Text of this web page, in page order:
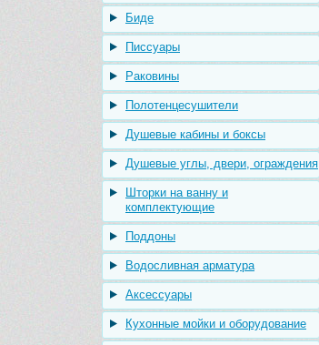
Биде
Писсуары
Раковины
Полотенцесушители
Душевые кабины и боксы
Душевые углы, двери, ограждения
Шторки на ванну и
комплектующие
Поддоны
Водосливная арматура
Аксессуары
Кухонные мойки и оборудование